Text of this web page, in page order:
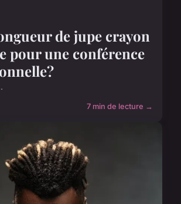
de jupe crayon
pour une conférence
7 min de lecture →